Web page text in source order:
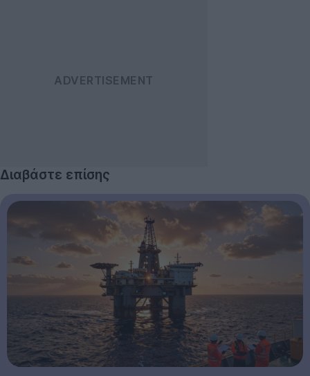
Διαβάστε επίσης